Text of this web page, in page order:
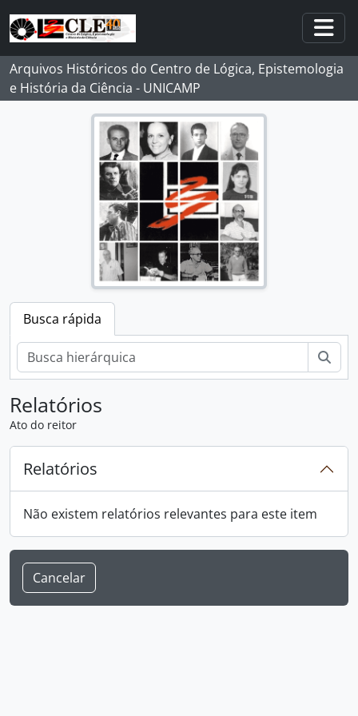
Skip to main content
Arquivos Históricos do Centro de Lógica, Epistemologia
e História da Ciência - UNICAMP
Busca rápida
Relatórios
Ato do reitor
Relatórios
Não existem relatórios relevantes para este item
Cancelar